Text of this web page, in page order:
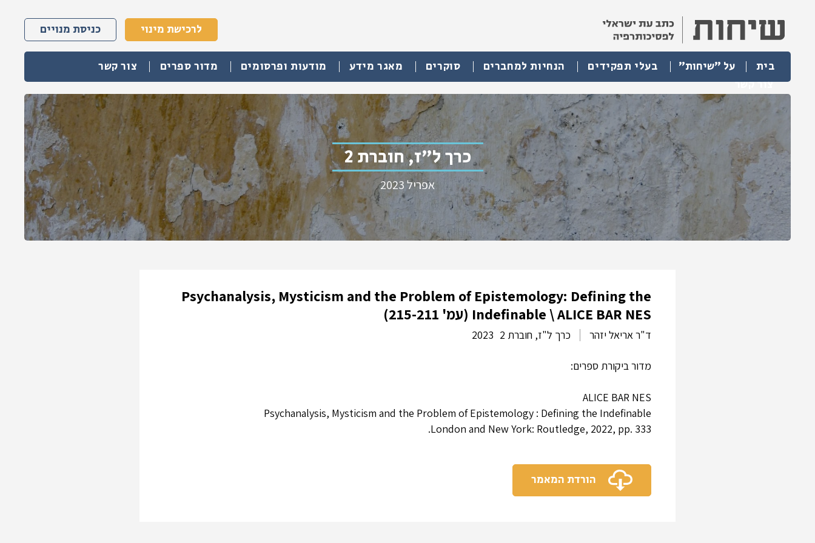
לרכישת מינוי כניסת מנויים
בית על "שיחות" בעלי תפקידים הנחיות למחברים סוקרים מאגר מידע מודעות ופרסומים מדור ספרים
צור קשר
צור קשר
כרך ל"ז, חוברת 2
אפריל 2023
Psychanalysis, Mysticism and the Problem of Epistemology: Defining the
Indefinable \ ALICE BAR NES (עמ' 215-211)
ד"ר אריאל יזהר כרך ל"ז, חוברת 2 2023
מדור ביקורת ספרים:
ALICE BAR NES
Psychanalysis, Mysticism and the Problem of Epistemology : Defining the Indefinable
London and New York: Routledge, 2022, pp. 333.
הורדת המאמר